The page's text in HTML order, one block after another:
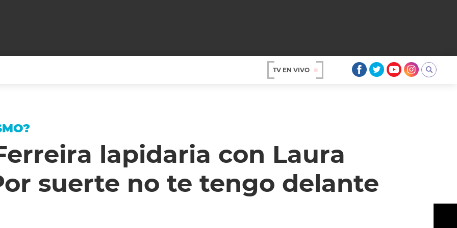
ARGENTINA ENTROMETIDOS EN LA TELE
MODO FONTEVECCHIA
FIESTAS ARGENTINAS
FULL FACE TV
TV EN VIVO
lapidaria con Laura
suerte no te tengo delante